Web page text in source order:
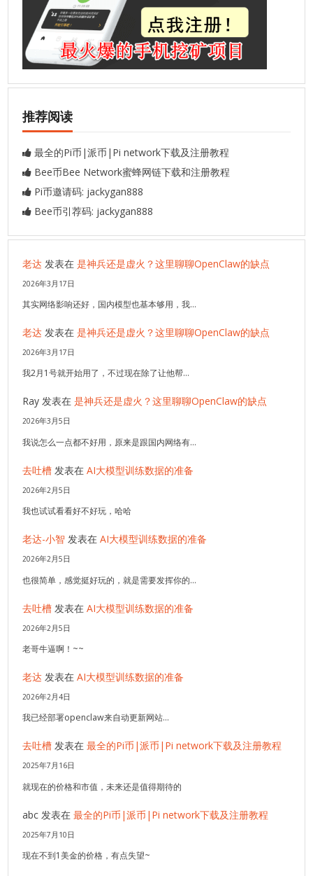
推荐阅读
最全的Pi币|派币|Pi network下载及注册教程
Bee币Bee Network蜜蜂网链下载和注册教程
Pi币邀请码: jackygan888
Bee币引荐码: jackygan888
老达 发表在是神兵还是虚火？这里聊聊OpenClaw的缺点
2026年3月17日
其实网络影响还好，国内模型也基本够用，我…
老达 发表在是神兵还是虚火？这里聊聊OpenClaw的缺点
2026年3月17日
我2月1号就开始用了，不过现在除了让他帮…
Ray 发表在是神兵还是虚火？这里聊聊OpenClaw的缺点
2026年3月5日
我说怎么一点都不好用，原来是跟国内网络有…
去吐槽 发表在AI大模型训练数据的准备
2026年2月5日
我也试试看看好不好玩，哈哈
老达-小智 发表在AI大模型训练数据的准备
2026年2月5日
也很简单，感觉挺好玩的，就是需要发挥你的…
去吐槽 发表在AI大模型训练数据的准备
2026年2月5日
老哥牛逼啊！~~
老达 发表在AI大模型训练数据的准备
2026年2月4日
我已经部署openclaw来自动更新网站…
去吐槽 发表在最全的Pi币|派币|Pi network下载及注册教程
2025年7月16日
就现在的价格和市值，未来还是值得期待的
abc 发表在最全的Pi币|派币|Pi network下载及注册教程
2025年7月10日
现在不到1美金的价格，有点失望~